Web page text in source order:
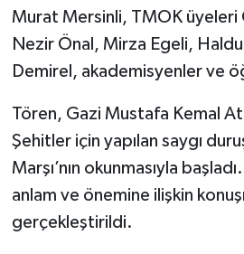
Murat Mersinli, TMOK üyeleri
Nezir Önal, Mirza Egeli,
Demirel, akademisyenler ve
Tören, Gazi Mustafa Kemal
Şehitler için yapılan saygı
Marşı’nın okunmasıyla
anlam ve önemine ilişkin
gerçekleştirildi.